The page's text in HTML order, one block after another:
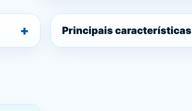
Principais características